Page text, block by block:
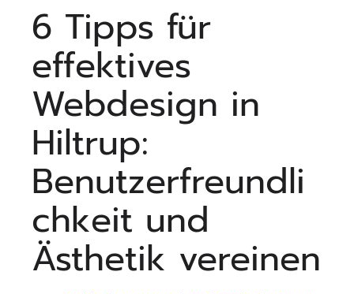
6 Tipps für
effektives
Webdesign in
Hiltrup:
Benutzerfreundli
chkeit und
Ästhetik vereinen